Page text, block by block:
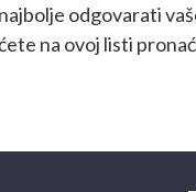
odgovarati
na ovoj listi